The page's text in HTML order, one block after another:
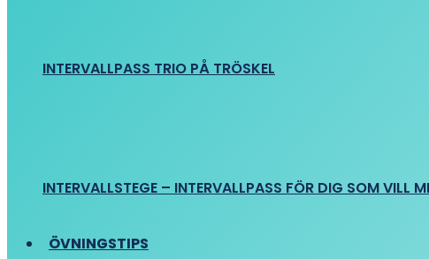
INTERVALLPASS TRIO PÅ TRÖSKEL
INTERVALLSTEGE – INTERVALLPASS FÖR DIG SOM VILL
ÖVNINGSTIPS